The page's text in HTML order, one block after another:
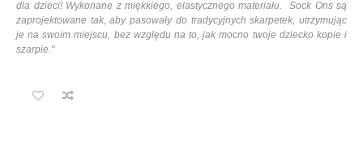
dla dzieci! Wykonane z miękkiego, elastycznego materiału. Sock Ons są
zaprojektowane tak, aby pasowały do tradycyjnych skarpetek, utrzymując
je na swoim miejscu, bez względu na to, jak mocno twoje dziecko kopie i
szarpie."